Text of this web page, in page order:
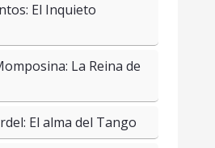
El Inquieto
La Reina de
El alma del Tango